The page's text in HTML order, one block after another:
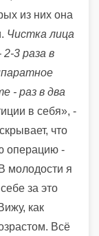
из них она
Чистка лица
3 раза в
- раз в два
в себя», -
что
операцию -
молодости я
за это
как
Всё